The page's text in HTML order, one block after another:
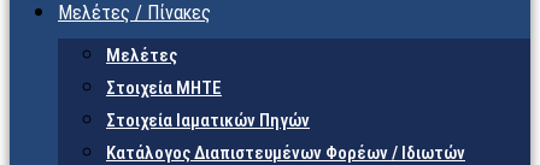
Μελέτες / Πίνακες
Μελέτες
Στοιχεία ΜΗΤΕ
Στοιχεία Ιαματικών Πηγών
Κατάλογος Διαπιστευμένων Φορέων / Ιδιωτών